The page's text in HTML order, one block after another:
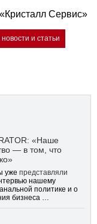
Сервис»
новости и статьи
«Наше
— в том, что
уже представляли
нашему
политике и о
бизнеса …